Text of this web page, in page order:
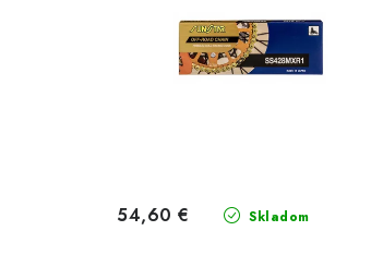
Skladom
54,60 €